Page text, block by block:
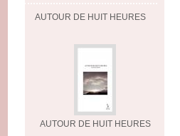
AUTOUR DE HUIT HEURES
AUTOUR DE HUIT HEURES